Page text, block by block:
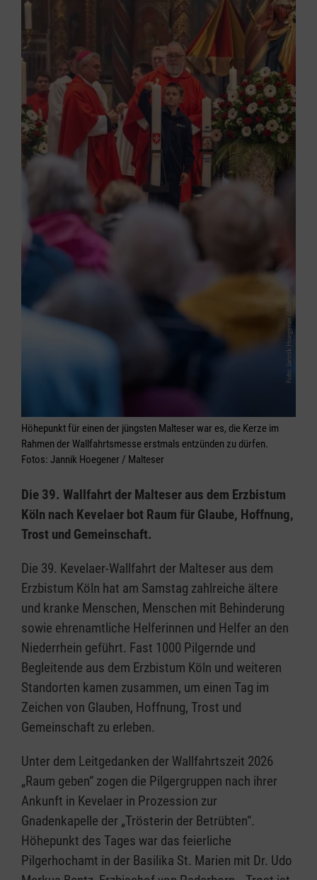
Höhepunkt für einen der jüngsten Malteser war es, die Kerze im
Rahmen der Wallfahrtsmesse erstmals entzünden zu dürfen.
Fotos: Jannik Hoegener / Malteser
Die 39. Wallfahrt der Malteser aus dem Erzbistum
Köln nach Kevelaer bot Raum für Glaube, Hoffnung,
Trost und Gemeinschaft.
Die 39. Kevelaer-Wallfahrt der Malteser aus dem
Erzbistum Köln hat am Samstag zahlreiche ältere
und kranke Menschen, Menschen mit Behinderung
sowie ehrenamtliche Helferinnen und Helfer an den
Niederrhein geführt. Fast 1000 Pilgernde und
Begleitende aus dem Erzbistum Köln und weiteren
Standorten kamen zusammen, um einen Tag im
Zeichen von Glauben, Hoffnung, Trost und
Gemeinschaft zu erleben.
Unter dem Leitgedanken der Wallfahrtszeit 2026
„Raum geben“ zogen die Pilgergruppen nach ihrer
Ankunft in Kevelaer in Prozession zur
Gnadenkapelle der „Trösterin der Betrübten“.
Höhepunkt des Tages war das feierliche
Pilgerhochamt in der Basilika St. Marien mit Dr. Udo